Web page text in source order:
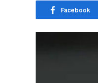
Facebook